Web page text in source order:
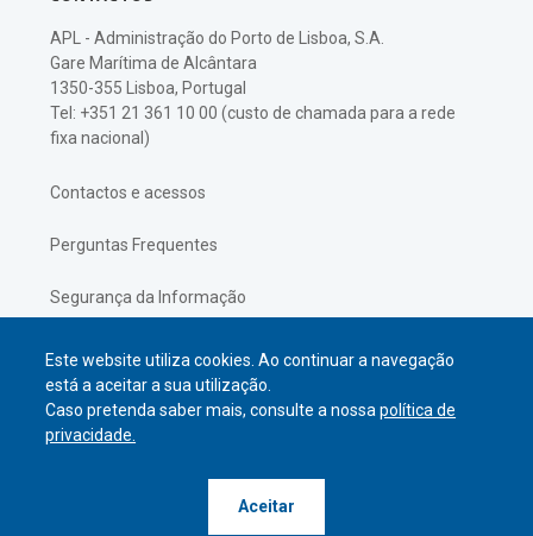
Este website utiliza cookies. Ao continuar a navegação
está a aceitar a sua utilização.
Caso pretenda saber mais, consulte a nossapolítica de
privacidade.
Aceitar
APL - Administração do Porto de Lisboa, S.A.
Gare Marítima de Alcântara
1350-355 Lisboa, Portugal
Tel: +351 21 361 10 00 (custo de chamada para a rede
fixa nacional)
Contactos e acessos
Perguntas Frequentes
Segurança da Informação
Política de Privacidade
© APL Administração do Porto de